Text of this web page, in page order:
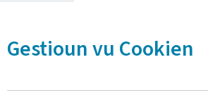
Gestioun vu Cookien